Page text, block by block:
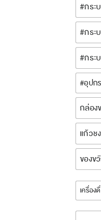
#กระ
#กร
#กระ
#อุปก
กล่อง
แก้วช
ของข
เครื่อ